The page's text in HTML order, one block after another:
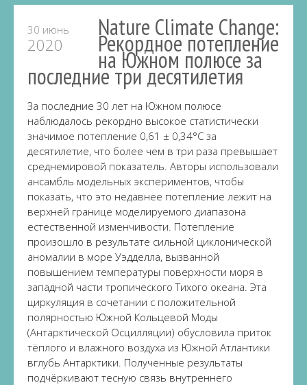
30 июнь
2020
Nature Climate Change:
Рекордное потепление
на Южном полюсе за
последние три десятилетия
За последние 30 лет на Южном полюсе
наблюдалось рекордно высокое статистически
значимое потепление 0,61 ± 0,34°C за
десятилетие, что более чем в три раза превышает
среднемировой показатель. Авторы использовали
ансамбль модельных экспериментов, чтобы
показать, что это недавнее потепление лежит на
верхней границе моделируемого диапазона
естественной изменчивости. Потепление
произошло в результате сильной циклонической
аномалии в море Уэдделла, вызванной
повышением температуры поверхности моря в
западной части тропического Тихого океана. Эта
циркуляция в сочетании с положительной
полярностью Южной Кольцевой Моды
(Антарктической Осцилляции) обусловила приток
тёплого и влажного воздуха из Южной Атлантики
вглубь Антарктики. Полученные результаты
подчёркивают тесную связь внутреннего